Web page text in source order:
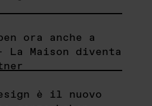
ora anche a
La Maison diventa
è il nuovo